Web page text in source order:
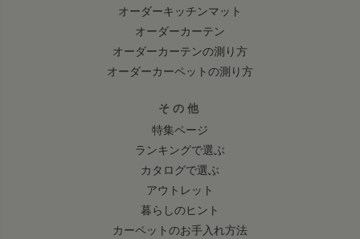
オーダーキッチンマット
オーダーカーテン
オーダーカーテンの測り方
オーダーカーペットの測り方
その他
特集ページ
ランキングで選ぶ
カタログで選ぶ
アウトレット
暮らしのヒント
カーペットのお手入れ方法